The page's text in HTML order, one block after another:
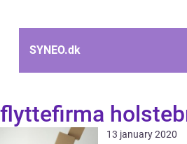
SYNEO.dk
flyttefirma
13 january 2020